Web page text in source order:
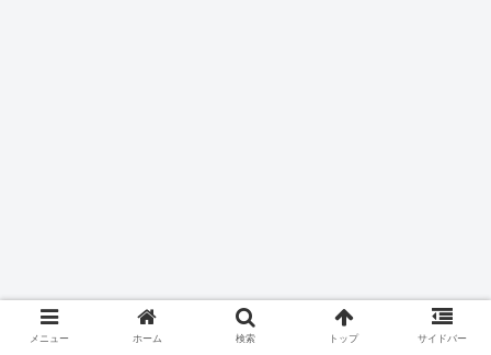
メニュー ホーム 検索 トップ サイドバー